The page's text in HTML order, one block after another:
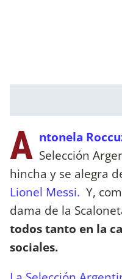
A ntonela
Selección
hincha y se alegra
Lionel Messi. Y,
dama de la
todos tanto en la
sociales.